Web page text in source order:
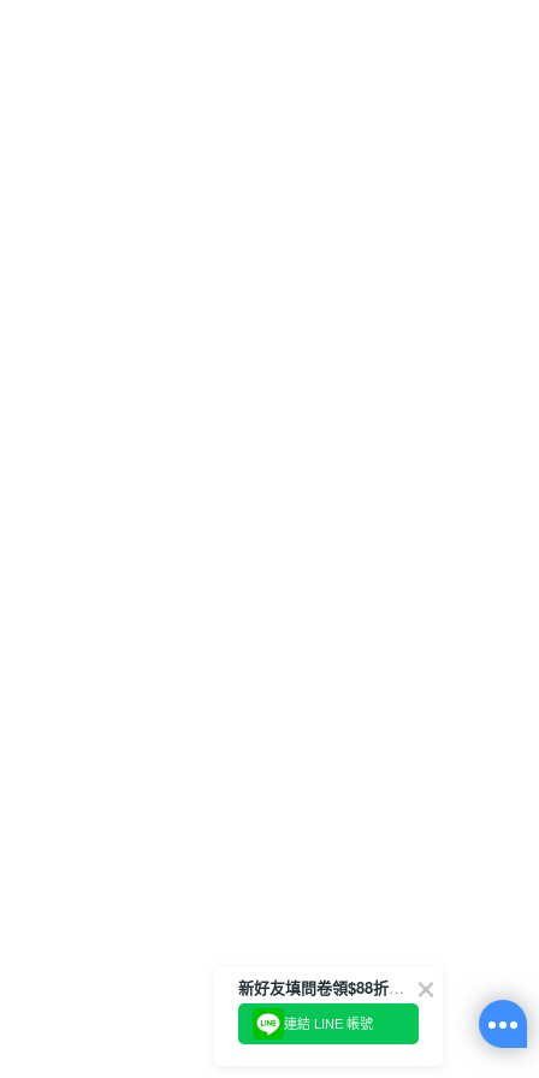
新好友填問卷領$88折扣金
連結 LINE 帳號